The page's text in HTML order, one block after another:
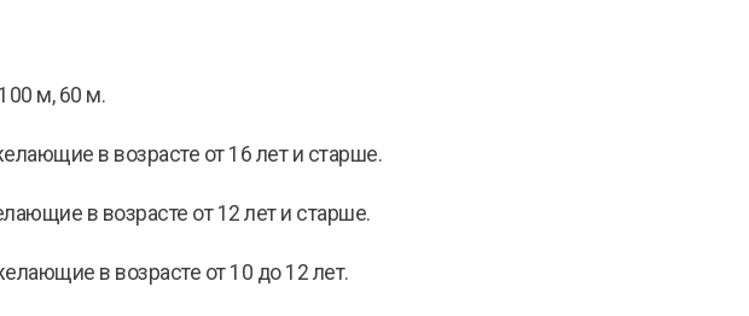
м, 60 м.
в возрасте от 16 лет и старше.
в возрасте от 12 лет и старше.
в возрасте от 10 до 12 лет.